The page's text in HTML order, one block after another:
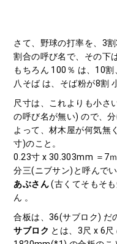
さて、野球の打率を、3
割合の呼び名で、その下
もちろん 100％ は、10
八そば は、そば粉が8割
尺寸は、これよりも小さ
の呼び名が無い) ので、
よって、材木屋が何気無
寸)のこと。
0.23寸 x 30.303mm ＝7
分三(ニブサン)と呼んでい
あぶさん(古くてそもそ
ん 。
合板は、36(サブロク) だ
サブロク とは、3尺 x 6